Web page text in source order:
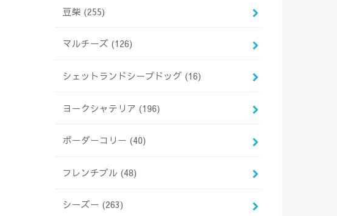
豆柴 (255)
マルチーズ (126)
シェットランドシープドッグ (16)
ヨークシャテリア (196)
ボーダーコリー (40)
フレンチブル (48)
シーズー (263)